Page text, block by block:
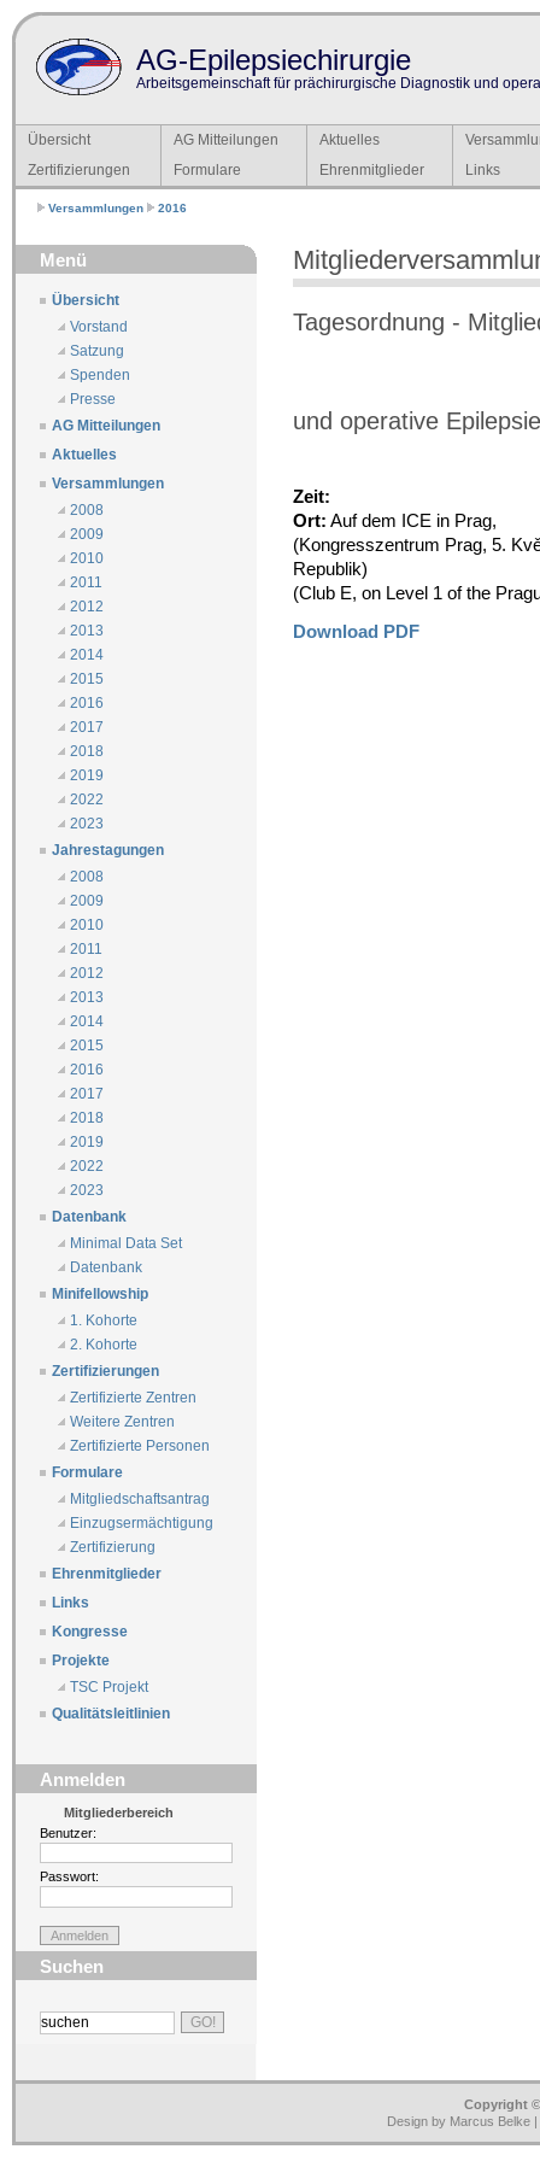
AG-Epilepsiechirurgie
Arbeitsgemeinschaft für prächirurgische Diagnostik und
Übersicht AG Mitteilungen Aktuelles
Zertifizierungen
Formulare Ehrenmitglieder Links
Versammlungen 2016
Menü
Übersicht
Vorstand
Satzung
Spenden
Presse
AG Mitteilungen
Aktuelles
Versammlungen
2008
2009
2010
2011
2012
2013
2014
2015
2016
2017
2018
2019
2022
2023
Jahrestagungen
2008
2009
2010
2011
2012
2013
2014
2015
2016
2017
2018
2019
2022
2023
Datenbank
Minimal Data Set
Datenbank
Minifellowship
1. Kohorte
2. Kohorte
Zertifizierungen
Zertifizierte Zentren
Weitere Zentren
Zertifizierte Personen
Formulare
Mitgliedschaftsantrag
Einzugsermächtigung
Zertifizierung
Ehrenmitglieder
Links
Kongresse
Projekte
TSC Projekt
Qualitätsleitlinien
Anmelden
Mitgliederbereich
Benutzer:
Passwort:
Suchen
Tagesordnung -
und operative
Zeit:
Ort: Auf dem ICE in Prag,
(Kongresszentrum Prag, 5.
Republik)
(Club E, on Level 1 of the
Download PDF
Copyright
Design by Marcus Belke